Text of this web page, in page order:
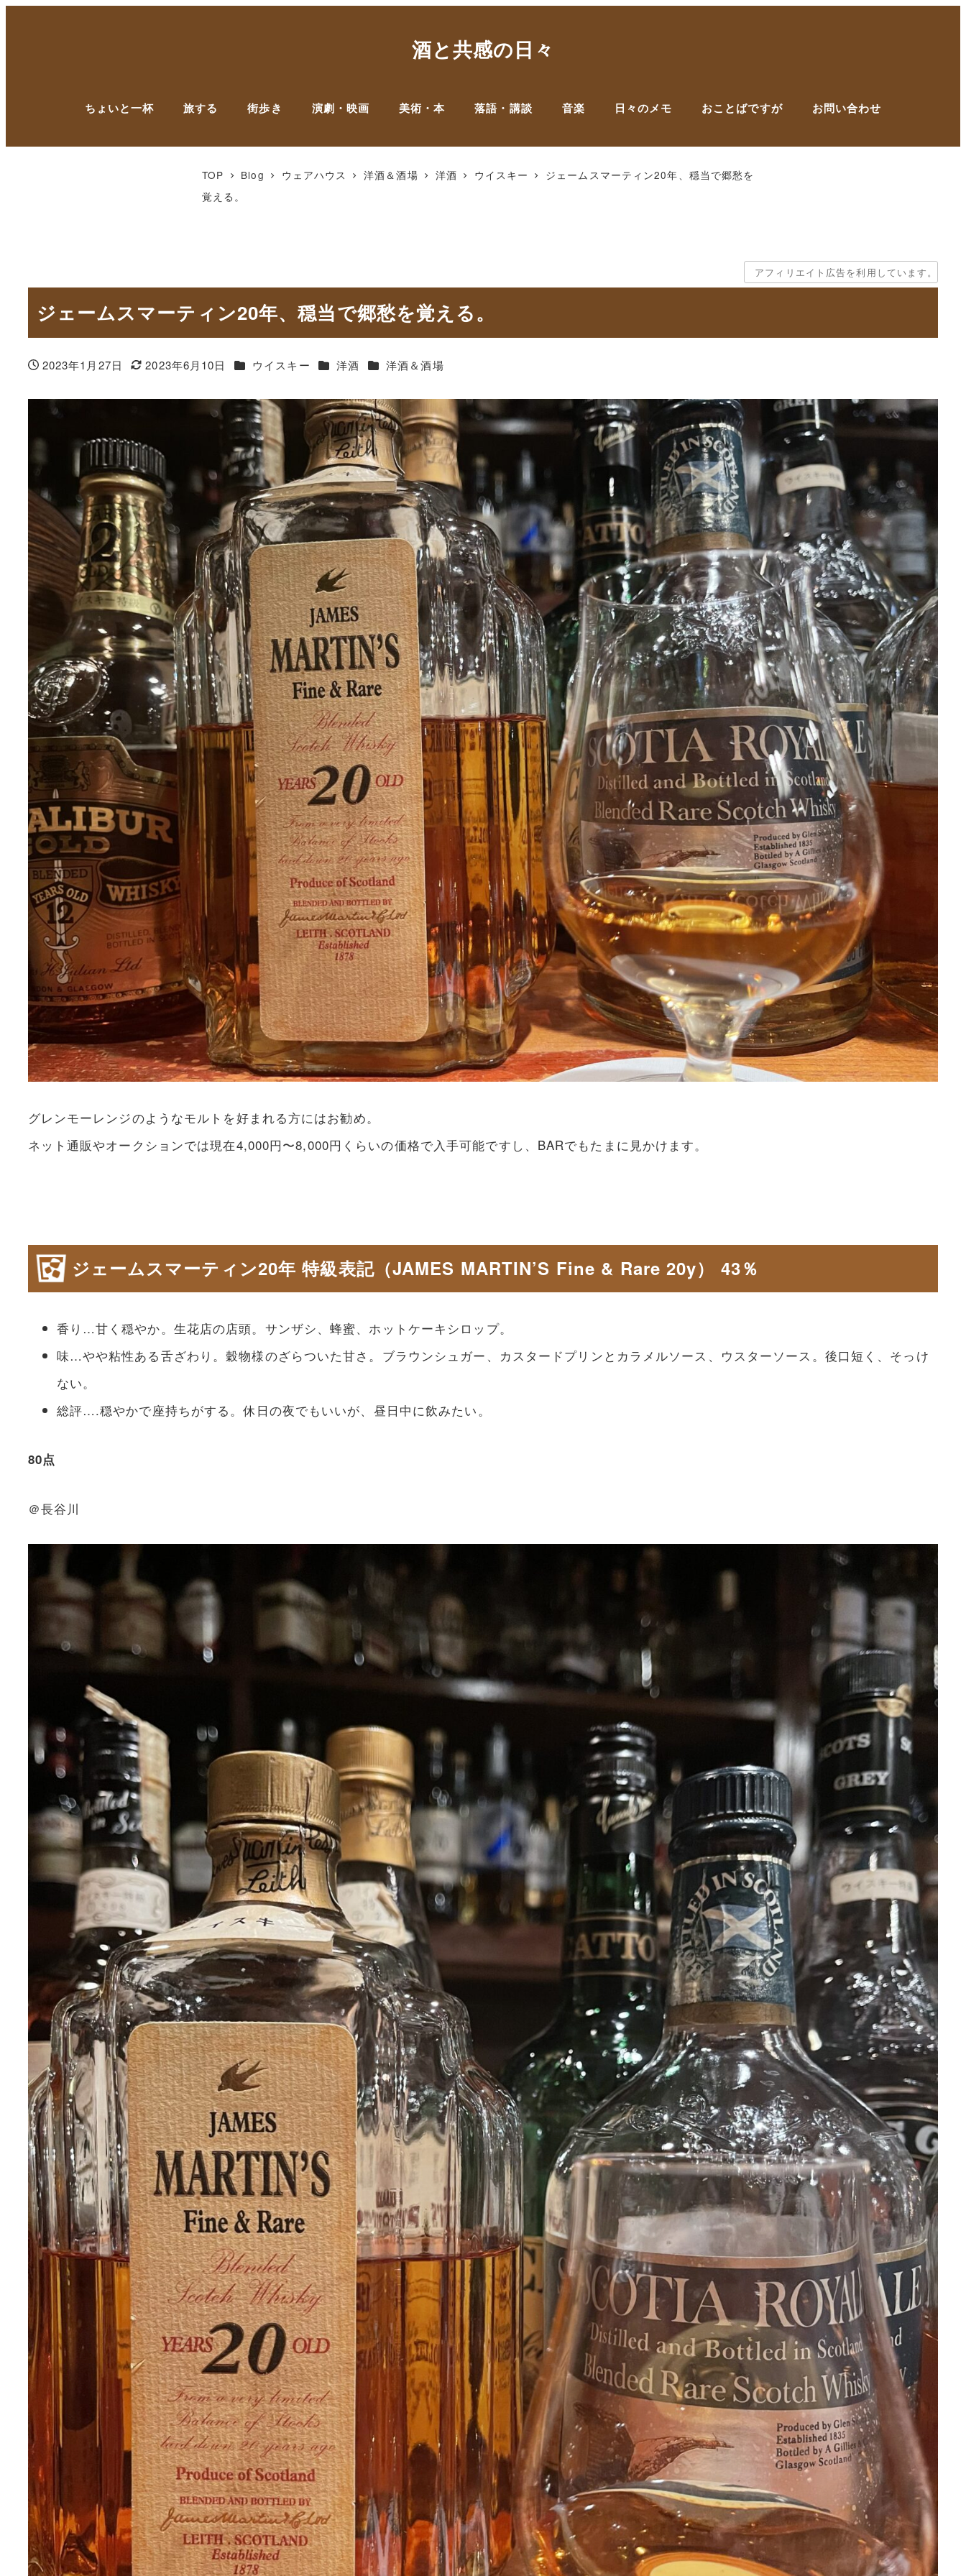
酒と共感の日々
ちょいと一杯 旅する 街歩き 演劇・映画 美術・本 落語・講談 音楽 日々のメモ おことばですが お問い合わせ
TOP Blog ウェアハウス 洋酒＆酒場 洋酒 ウイスキー
ジェームスマーティン20年、穏当で郷愁を
覚える。
アフィリエイト広告を利用しています。
ジェームスマーティン20年、穏当で郷愁を覚える。
2023年1月27日 2023年6月10日 カテゴリー
ウイスキー カテゴリー
洋酒 カテゴリー
洋酒＆酒場
グレンモーレンジのようなモルトを好まれる方にはお勧め。
ネット通販やオークションでは現在4,000円〜8,000円くらいの価格で入手可能ですし、BARでもたまに見かけます。
ジェームスマーティン20年 特級表記（JAMES MARTIN’S Fine & Rare 20y） 43％
香り…甘く穏やか。生花店の店頭。サンザシ、蜂蜜、ホットケーキシロップ。
味…やや粘性ある舌ざわり。穀物様のざらついた甘さ。ブラウンシュガー、カスタードプリンとカラメルソース、ウスターソース。後口短く、そっけ
ない。
総評….穏やかで座持ちがする。休日の夜でもいいが、昼日中に飲みたい。
80点
＠長谷川